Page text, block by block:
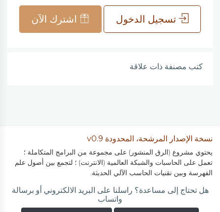
تسجيل الدخول اشترك الآن
كتب مصنفة ذات علاقة
نسخة الإصدار المرشحة، المحدودة v0.9
يحتوي مشروع (الرق المنشور) على مجموعة من البرامج المتكاملة ؛
تعمل على الحاسبات والشبكة العالمية (الانترنت) ؛ لتجمع بين أصول علم
الفهرسة وبين تقنيات الحاسب الآلي الحديثة.
هل تحتاج إلى مساعدة؟ راسلنا على البريد الالكتروني أو برسالة
واتساب